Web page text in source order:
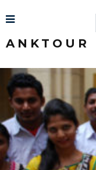
ANKTOUR